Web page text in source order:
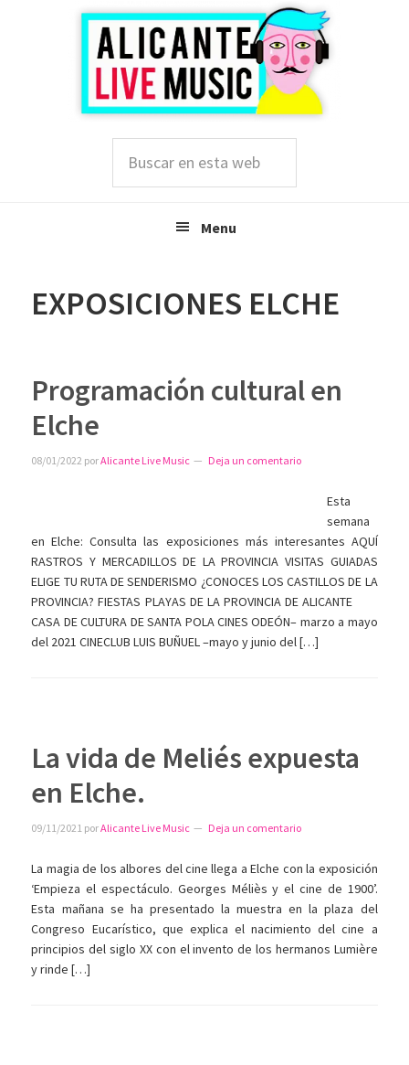
esta
Menu
EXPOSICIONES ELCHE
Programación cultural en
Elche
08/01/2022 porAlicante Live Music Deja un comentario
Esta
semana
en Elche: Consulta las exposiciones más interesantes AQUÍ
RASTROS Y MERCADILLOS DE LA PROVINCIA VISITAS GUIADAS
ELIGE TU RUTA DE SENDERISMO ¿CONOCES LOS CASTILLOS DE LA
PROVINCIA? FIESTAS PLAYAS DE LA PROVINCIA DE ALICANTE
CASA DE CULTURA DE SANTA POLA CINES ODEÓN– marzo a mayo
del 2021 CINECLUB LUIS BUÑUEL –mayo y junio del […]
La vida de Meliés expuesta
en Elche.
09/11/2021 porAlicante Live Music Deja un comentario
La magia de los albores del cine llega a Elche con la exposición
‘Empieza el espectáculo. Georges Méliès y el cine de 1900’.
Esta mañana se ha presentado la muestra en la plaza del
Congreso Eucarístico, que explica el nacimiento del cine a
principios del siglo XX con el invento de los hermanos Lumière
y rinde […]